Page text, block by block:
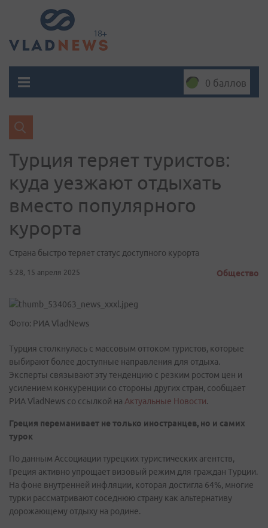
0 баллов
Турция теряет туристов:
куда уезжают отдыхать
вместо популярного
курорта
Страна быстро теряет статус доступного курорта
5:28, 15 апреля 2025 Общество
Фото: РИА VladNews
Турция столкнулась с массовым оттоком туристов, которые
выбирают более доступные направления для отдыха.
Эксперты связывают эту тенденцию с резким ростом цен и
усилением конкуренции со стороны других стран, сообщает
РИА VladNews со ссылкой на Актуальные Новости.
Греция переманивает не только иностранцев, но и самих
турок
По данным Ассоциации турецких туристических агентств,
Греция активно упрощает визовый режим для граждан Турции.
На фоне внутренней инфляции, которая достигла 64%, многие
турки рассматривают соседнюю страну как альтернативу
дорожающему отдыху на родине.